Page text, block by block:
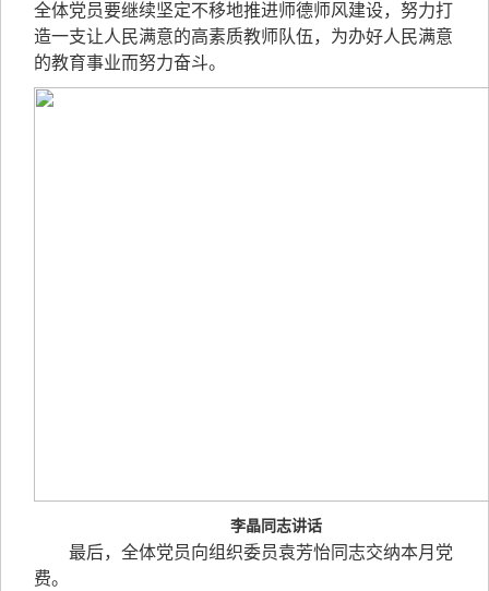
全体党员要继续坚定不移地推进师德师风建设，努力打
造一支让人民满意的高素质教师队伍，为办好人民满意
的教育事业而努力奋斗。
李晶同志讲话
最后，全体党员向组织委员袁芳怡同志交纳本月党
费。